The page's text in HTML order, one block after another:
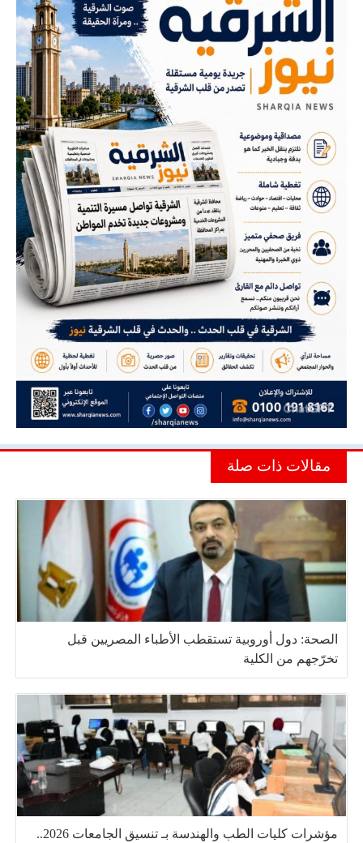
مقالات ذات صلة
الصحة: دول أوروبية تستقطب الأطباء المصريين قبل
تخرّجهم من الكلية
مؤشرات كليات الطب والهندسة بـ تنسيق الجامعات 2026..